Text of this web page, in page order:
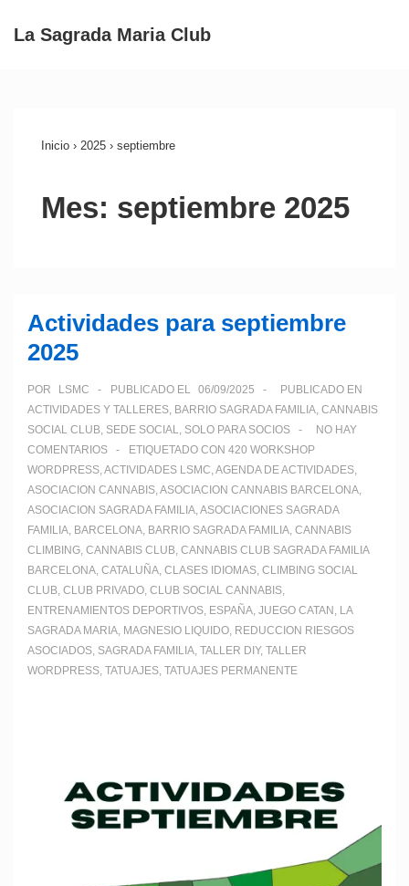
Saltar
La Sagrada Maria Club
Inicio › 2025 › septiembre
Mes: septiembre 2025
Actividades para septiembre
2025
POR LSMC PUBLICADO EL 06/09/2025
PUBLICADO EN
ACTIVIDADES Y TALLERES, BARRIO SAGRADA FAMILIA, CANNABIS
SOCIAL CLUB, SEDE SOCIAL, SOLO PARA SOCIOS
NO HAY
COMENTARIOS
ETIQUETADO CON 420 WORKSHOP
WORDPRESS,ACTIVIDADES LSMC,AGENDA DE ACTIVIDADES,
ASOCIACION CANNABIS,ASOCIACION CANNABIS BARCELONA,
ASOCIACION SAGRADA FAMILIA,ASOCIACIONES SAGRADA
FAMILIA, BARCELONA, BARRIO SAGRADA FAMILIA, CANNABIS
CLIMBING, CANNABIS CLUB, CANNABIS CLUB SAGRADA FAMILIA
BARCELONA, CATALUÑA, CLASES IDIOMAS, CLIMBING SOCIAL
CLUB, CLUB PRIVADO, CLUB SOCIAL CANNABIS,
ENTRENAMIENTOS DEPORTIVOS, ESPAÑA, JUEGO CATAN , LA
SAGRADA MARIA, MAGNESIO LIQUIDO, REDUCCION RIESGOS
ASOCIADOS, SAGRADA FAMILIA, TALLER DIY, TALLER
WORDPRESS, TATUAJES, TATUAJES PERMANENTE